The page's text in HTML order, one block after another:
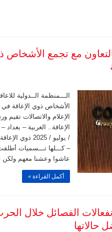
مع تجمع الأشخاص
الـــمنظمة الــدولية
الأشخاص ذوي الإعاقة في
الإعلام والاتصالات
/ يوليو / 2025
– كـــلها تـــسميات
عاشوا وعشنا معهم ولكن
أكمل القراءة »
الفصائل خلال
حالاتها